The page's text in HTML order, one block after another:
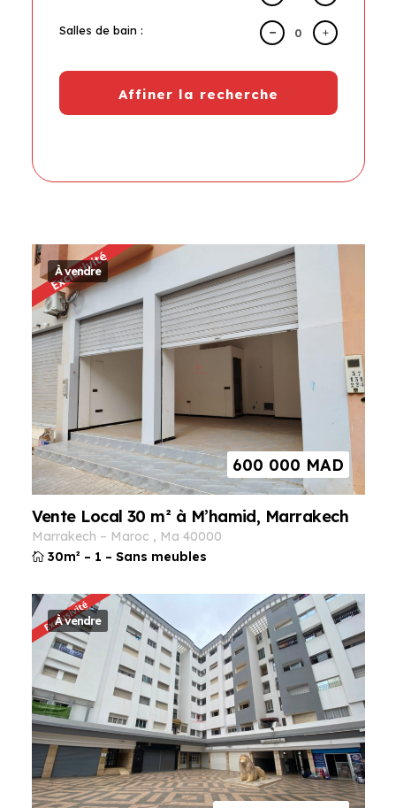
Salles de bain :
Affiner la recherche
À vendre
600 000 MAD
Vente Local 30 m² à M’hamid, Marrakech
marrakech – maroc , ma
40000
30m² – 1 – Sans meubles
À vendre